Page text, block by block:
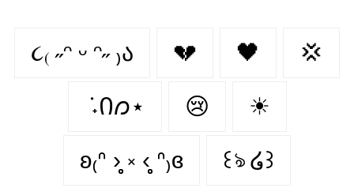
૮₍ ˶ᵔ ᵕ ᵔ˶ ₎ა 💔 🖤 💢
݁ ˖Ი𐑼⋆ 😢 ☀
ʚ₍ᐢ ›̥̥̥ ༝ ‹̥̥̥ ᐢ₎ɞ ꒰ঌ ໒꒱